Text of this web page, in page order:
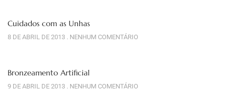
Cuidados com as Unhas
8 DE ABRIL DE 2013 NENHUM COMENTÁRIO
Bronzeamento Artificial
9 DE ABRIL DE 2013 NENHUM COMENTÁRIO